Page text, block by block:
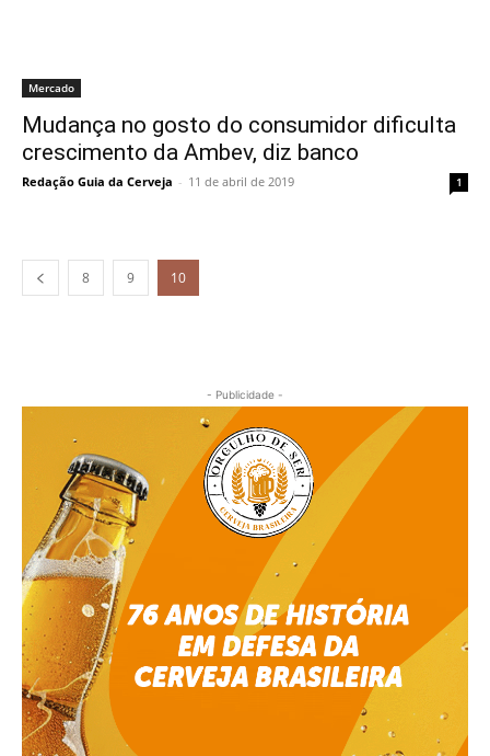
Mercado
Mudança no gosto do consumidor dificulta
crescimento da Ambev, diz banco
Redação Guia da Cerveja - 11 de abril de 2019 1
8 9 10
- Publicidade -